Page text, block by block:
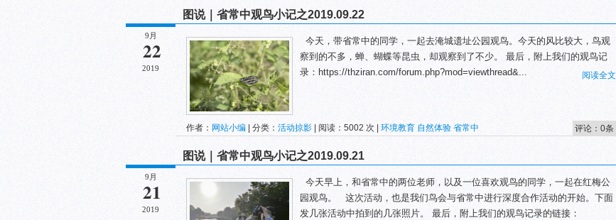
9月
22
2019
图说｜省常中观鸟小记之2019.09.22
今天，带省常中的同学，一起去淹城遗址公园观鸟。今天的风比较大，鸟观
察到的不多，蝉、蝴蝶等昆虫，却观察到了不少。 最后，附上我们的观鸟记
录：https://thziran.com/forum.php?mod=viewthread&...
阅读全文
作者： 网站小编 | 分类： 活动掠影 | 阅读：5002 次 | 环境教育 自然体验 省常中 评论：0条
9月
21
2019
图说｜省常中观鸟小记之2019.09.21
今天早上，和省常中的两位老师，以及一位喜欢观鸟的同学，一起在红梅公
园观鸟。 这次活动，也是我们鸟会与省常中进行深度合作活动的开始。下面
发几张活动中拍到的几张照片。 最后，附上我们的观鸟记录的链接：